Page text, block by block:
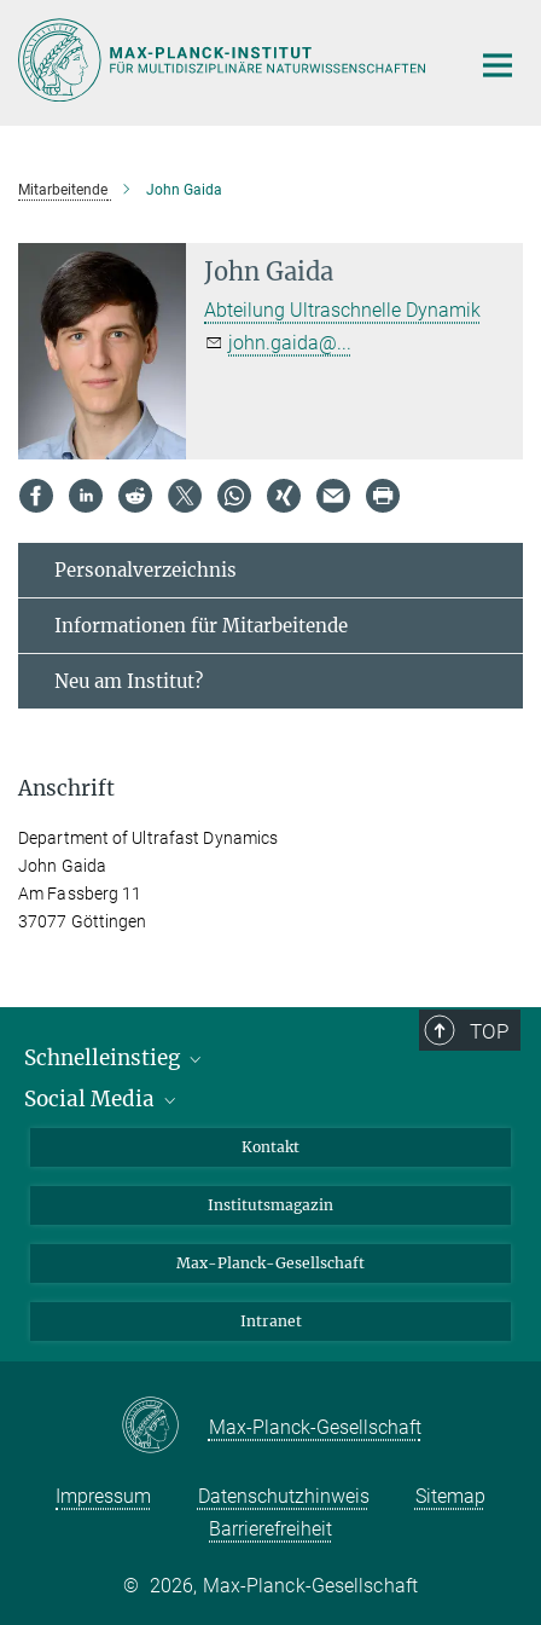
Hauptinhalt
Mitarbeitende John Gaida
John Gaida
Abteilung Ultraschnelle Dynamik
john.gaida@...
Personal­verzeichnis
Informationen für Mitarbeitende
Neu am Institut?
Anschrift
Department of Ultrafast Dynamics
John Gaida
Am Fassberg 11
37077 Göttingen
TOP
Schnelleinstieg
Alumni
Fördernde
Schulen
Studierende
Social Media
Bluesky
Facebook
YouTube
Kontakt
Institutsmagazin
Max-Planck-Gesellschaft
Intranet
Max-Planck-Gesellschaft
Impressum Datenschutzhinweis
Sitemap
Barrierefreiheit
© 2026, Max-Planck-Gesellschaft